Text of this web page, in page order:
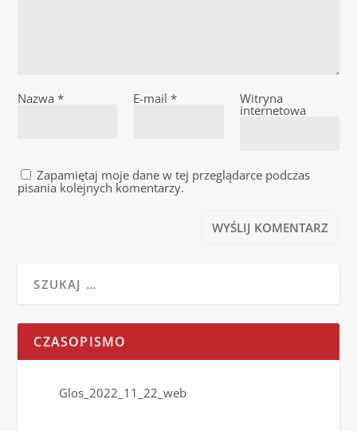
Nazwa* E-mail * Witryna
internetowa
Zapamiętaj moje dane w tej przeglądarce podczas
pisania kolejnych komentarzy.
CZASOPISMO
Glos_2022_11_22_web